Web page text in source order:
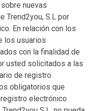
nuevas
Trend2you, S.L por
En relación con los
los usuarios
con la finalidad de
usted solicitados a las
de registro.
obligatorios que
electrónico